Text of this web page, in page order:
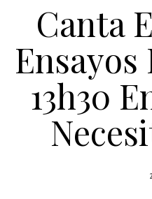
Canta
Ensayos
13h30